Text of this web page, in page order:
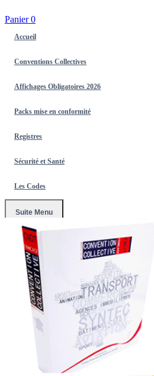
Panier0
Accueil
Conventions Collectives
Affichages Obligatoires 2026
Packs mise en conformité
Registres
Sécurité et Santé
Les Codes
Suite Menu
Accueil / Mise en conformité 2026
Intégral 2026 avec la trousse de secours -